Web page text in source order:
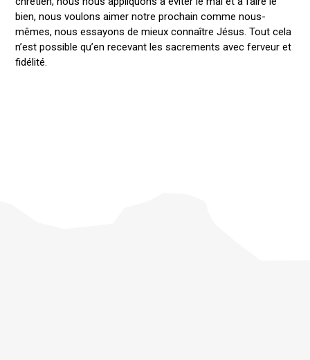
bien, nous voulons aimer notre prochain comme nous-
mêmes, nous essayons de mieux connaître Jésus. Tout cela
n’est possible qu’en recevant les sacrements avec ferveur et
fidélité.